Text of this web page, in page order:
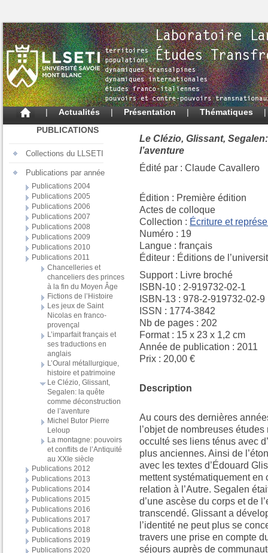
| Actualités | Présentation | Thématiques
PUBLICATIONS
Collections du LLSETI
Publications par année
Publications 2004
Publications 2005
Publications 2006
Publications 2007
Publications 2008
Publications 2009
Publications 2010
Publications 2011
Chancelleries et
chanceliers des princes
à la fin du Moyen Âge
Fictions de l’Histoire
Les jeux de Saint
Nicolas en franco-
provençal
L’imparfait français et
ses traductions en
anglais
L’Oural métallurgique,
histoire et patrimoine
Le Clézio, Glissant,
Segalen: la quête
comme déconstruction
de l’aventure
Michel Butor Pierre
Leloup
La montagne: pouvoirs
et conflits de l’Antiquité
au XXIe siècle
Publications 2012
Publications 2013
Publications 2014
Publications 2015
Publications 2016
Publications 2017
Publications 2018
Publications 2019
Publications 2020
Le Clézio, Glissant,
l’aventure
Édité par : Claude Cavallero
Édition : Première édition
Actes de colloque
Collection : Écriture et
Numéro : 19
Langue : français
Éditeur : Éditions de
Support : Livre broché
ISBN-10 : 2-919732-02-1
ISBN-13 : 978-2-919732-02-9
ISSN : 1774-3842
Nb de pages : 202
Format : 15 x 23 x 1,2 cm
Année de publication : 2011
Prix : 20,00 €
Description
Au cours des dernières
l’objet de nombreuses
occulté ses liens ténus avec
plus anciennes. Ainsi de
avec les textes d’Édouard
mettent systématiquement en
relation à l’Autre. Segalen
d’une ascèse du corps et de
transcendé. Glissant a
l’identité ne peut plus se
travers une prise en compte
séjours auprès de